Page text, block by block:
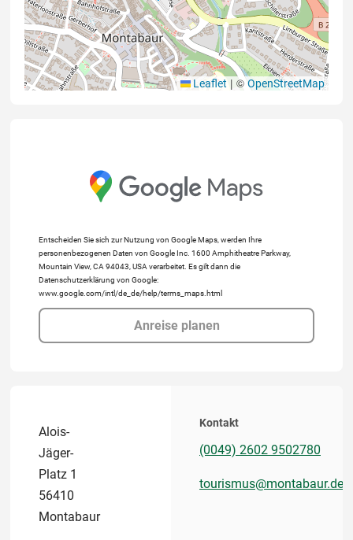
Leaflet | © OpenStreetMap
Entscheiden Sie sich zur Nutzung von Google Maps, werden Ihre
personenbezogenen Daten von Google Inc. 1600 Amphitheatre Parkway,
Mountain View, CA 94043, USA verarbeitet. Es gilt dann die
Datenschutzerklärung von Google:
www.google.com/intl/de_de/help/terms_maps.html
Anreise planen
Alois-
Jäger-
Platz 1
56410
Montabaur
Kontakt
(0049) 2602 9502780
tourismus@montabaur.de